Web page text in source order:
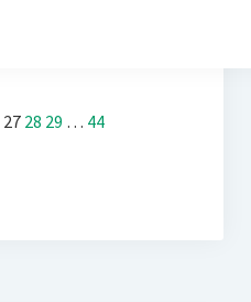
27 28 29 … 44